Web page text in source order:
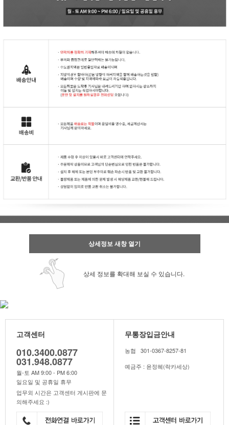
상세정보 새창 열기
상세 정보를 확대해 보실 수 있습니다.
고객센터
010.3400.0877
031.948.0877
월-토 AM 9:00 - PM 6:00
일요일 및 공휴일 휴무
업무외 시간은 고객센터 게시판에 문
의해주세요 :)
무통장입금안내
농협 301-0367-8257-81
예금주 : 윤정혜(락카세상)